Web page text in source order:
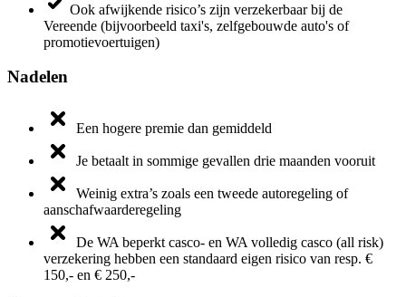
Ook afwijkende risico’s zijn verzekerbaar bij de
Vereende (bijvoorbeeld taxi's, zelfgebouwde auto's of
promotievoertuigen)
Nadelen
Een hogere premie dan gemiddeld
Je betaalt in sommige gevallen drie maanden vooruit
Weinig extra’s zoals een tweede autoregeling of
aanschafwaarderegeling
De WA beperkt casco- en WA volledig casco (all risk)
verzekering hebben een standaard eigen risico van resp. €
150,- en € 250,-